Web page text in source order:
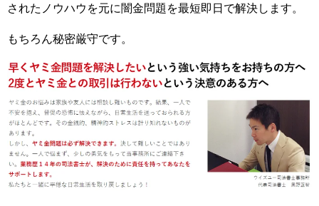
されたノウハウを元に闇金問題を最短即日で解決します。
もちろん秘密厳守です。